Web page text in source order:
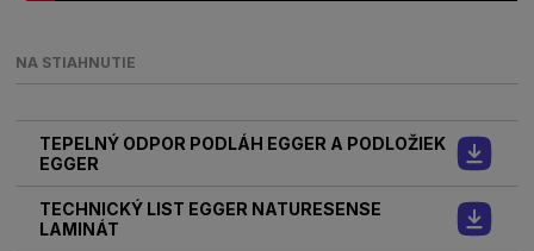
NA STIAHNUTIE
TEPELNÝ ODPOR PODLÁH EGGER A PODLOŽIEK
EGGER
TECHNICKÝ LIST EGGER NATURESENSE
LAMINÁT